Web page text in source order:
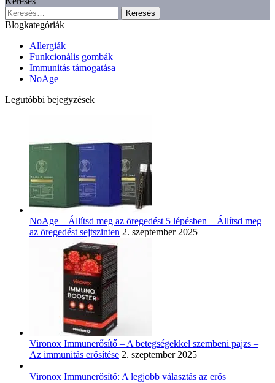
Keresés:
Blogkategóriák
Allergiák
Funkcionális gombák
Immunitás támogatása
NoAge
Legutóbbi bejegyzések
NoAge – Állítsd meg az öregedést 5 lépésben – Állítsd meg
az öregedést sejtszinten 2. szeptember 2025
Vironox Immunerősítő – A betegségekkel szembeni pajzs –
Az immunitás erősítése 2. szeptember 2025
Vironox Immunerősítő: A legjobb választás az erős